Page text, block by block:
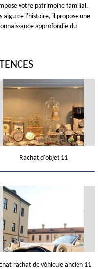
votre patrimoine familial.
aigu de l'histoire, il propose une
approfondie du
Rachat d'objet 11
rachat de véhicule ancien 11